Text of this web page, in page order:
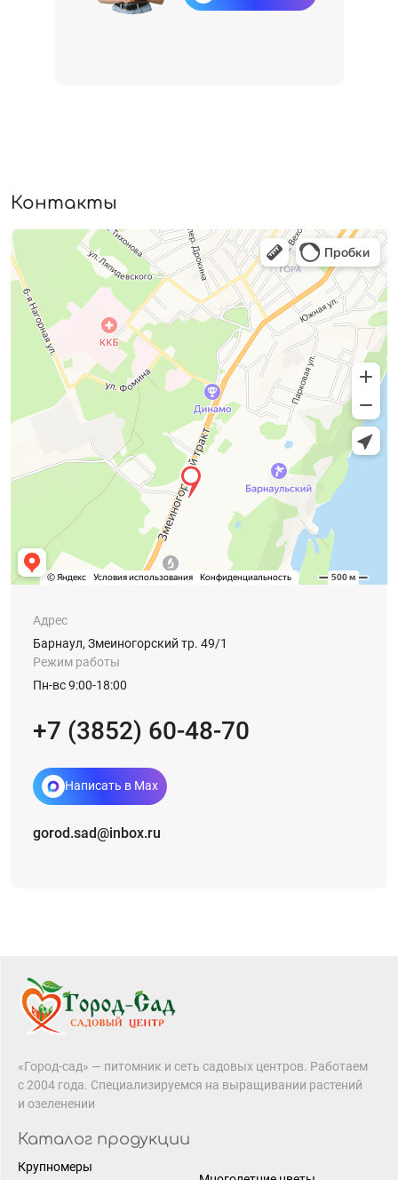
Контакты
Адрес
Барнаул, Змеиногорский тр. 49/1
Режим работы
Пн-вс 9:00-18:00
+7 (3852) 60-48-70
Написать в Max
gorod.sad@inbox.ru
«Город-сад» — питомник и сеть садовых центров. Работаем
с 2004 года. Специализируемся на выращивании растений
и озеленении
Каталог продукции
Крупномеры